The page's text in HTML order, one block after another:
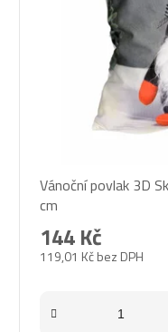
Vánoční povlak 3D
cm
119,01 Kč bez DPH
144 Kč